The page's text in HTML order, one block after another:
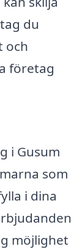
du
och
företag
i Gusum
som
i dina
möjlighet